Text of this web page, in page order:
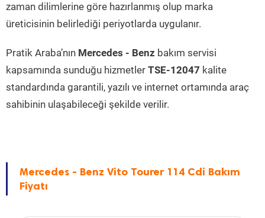
zaman dilimlerine göre hazırlanmış olup marka
üreticisinin belirlediği periyotlarda uygulanır.
Pratik Araba’nın Mercedes - Benz bakım servisi
kapsamında sunduğu hizmetler TSE-12047 kalite
standardında garantili, yazılı ve internet ortamında araç
sahibinin ulaşabileceği şekilde verilir.
Mercedes - Benz Vito Tourer 114 Cdi Bakım
Fiyatı